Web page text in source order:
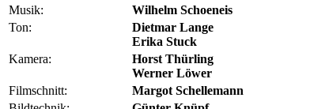
Musik:
Wilhelm Schoeneis
Ton:
Dietmar Lange
Erika Stuck
Kamera:
Horst Thürling
Werner Löwer
Filmschnitt:
Margot Schellemann